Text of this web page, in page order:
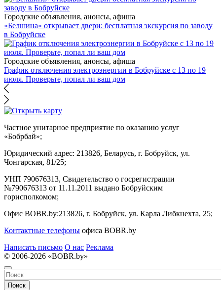
Городские объявления, анонсы, афиша
«Белшина» открывает двери: бесплатная экскурсия по заводу
в Бобруйске
Городские объявления, анонсы, афиша
График отключения электроэнергии в Бобруйске с 13 по 19
июля. Проверьте, попал ли ваш дом
Частное унитарное предприятие по оказанию услуг
«Бобрбай»;
Юридический адрес: 213826, Беларусь, г. Бобруйск, ул.
Чонгарская, 81/25;
УНП 790676313, Свидетельство о госрегистрации
№790676313 от 11.11.2011 выдано Бобруйским
горисполкомом;
Офис BOBR.by:213826, г. Бобруйск, ул. Карла Либкнехта, 25;
Контактные телефоны офиса BOBR.by
Написать письмо О нас Реклама
© 2006-2026 «BOBR.by»
Поиск